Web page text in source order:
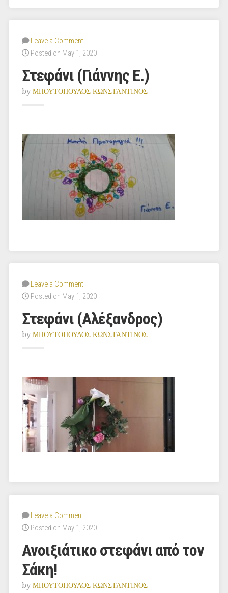
Leave a Comment
Posted on May 1, 2020
Στεφάνι (Γιάννης Ε.)
by ΜΠΟΥΤΟΠΟΥΛΟΣ ΚΩΝΣΤΑΝΤΙΝΟΣ
Leave a Comment
Posted on May 1, 2020
Στεφάνι (Αλέξανδρος)
by ΜΠΟΥΤΟΠΟΥΛΟΣ ΚΩΝΣΤΑΝΤΙΝΟΣ
Leave a Comment
Posted on May 1, 2020
Ανοιξιάτικο στεφάνι από τον
Σάκη!
by ΜΠΟΥΤΟΠΟΥΛΟΣ ΚΩΝΣΤΑΝΤΙΝΟΣ